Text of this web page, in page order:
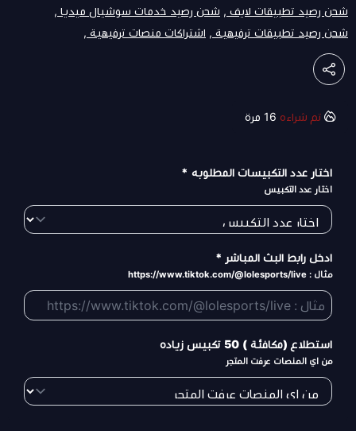
شحن رصيد تطبيقات لايف , شحن رصيد خدمات سوشيال ميديا ,
شحن رصيد تطبيقات ترفيهية , اشتراكات منصات ترفيهية ,
تم شراءه 16 مرة
اختار عدد التكبيسات المطلوبه *
اختار عدد التكبيس
ادخل رابط البث المباشر *
مثال : https://www.tiktok.com/@lolesports/live
استطلاع (مكافئة ) 50 تكبيس زياده
من اي المنصات عرفت المتجر